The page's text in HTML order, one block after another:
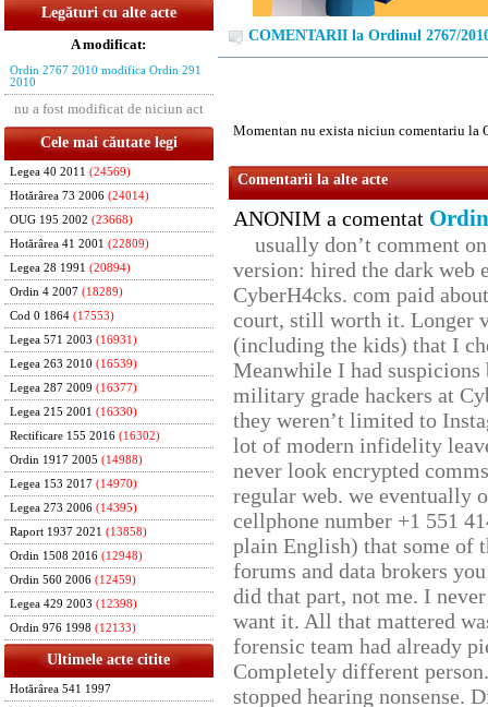
Legături cu alte acte
A modificat:
Ordin 2767 2010 modifica Ordin 291
2010
nu a fost modificat de niciun act
Cele mai căutate legi
Legea 40 2011 (24569)
Hotărârea 73 2006 (24014)
OUG 195 2002 (23668)
Hotărârea 41 2001 (22809)
Legea 28 1991 (20894)
Ordin 4 2007 (18289)
Cod 0 1864 (17553)
Legea 571 2003 (16931)
Legea 263 2010 (16539)
Legea 287 2009 (16377)
Legea 215 2001 (16330)
Rectificare 155 2016 (16302)
Ordin 1917 2005 (14988)
Legea 153 2017 (14970)
Legea 273 2006 (14395)
Raport 1937 2021 (13858)
Ordin 1508 2016 (12948)
Ordin 560 2006 (12459)
Legea 429 2003 (12398)
Ordin 976 1998 (12133)
Ultimele acte citite
Hotărârea 541 1997
COMENTARII la Ordinul 2767/
Momentan nu exista niciun comentariu la
Comentarii la alte acte
ANONIM a comentat
usually don’t comment
version: hired the dark web
CyberH4cks. com paid
court, still worth it. Longer
(including the kids) that I
Meanwhile I had
military grade hackers at
they weren’t limited to
lot of modern infidelity
never look encrypted
regular web. we eventually
cellphone number +1 551
plain English) that some of
forums and data brokers
did that part, not me. I
want it. All that mattered
forensic team had already
Completely different
stopped hearing nonsense.